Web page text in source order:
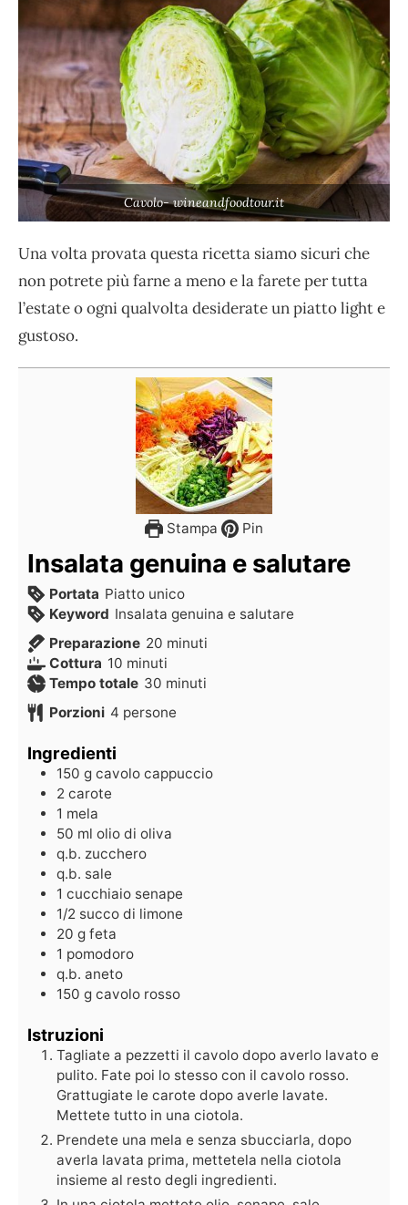
Cavolo- wineandfoodtour.it
Una volta provata questa ricetta siamo sicuri che
non potrete più farne a meno e la farete per tutta
l’estate o ogni qualvolta desiderate un piatto light e
gustoso.
Stampa Pin
Insalata genuina e salutare
Portata Piatto unico
Keyword Insalata genuina e salutare
Preparazione 20 minuti
Cottura 10 minuti
Tempo totale 30 minuti
Porzioni 4 persone
Ingredienti
150 g cavolo cappuccio
2 carote
1 mela
50 ml olio di oliva
q.b. zucchero
q.b. sale
1 cucchiaio senape
1/2 succo di limone
20 g feta
1 pomodoro
q.b. aneto
150 g cavolo rosso
Istruzioni
Tagliate a pezzetti il cavolo dopo averlo lavato e
pulito. Fate poi lo stesso con il cavolo rosso.
Grattugiate le carote dopo averle lavate.
Mettete tutto in una ciotola.
Prendete una mela e senza sbucciarla, dopo
averla lavata prima, mettetela nella ciotola
insieme al resto degli ingredienti.